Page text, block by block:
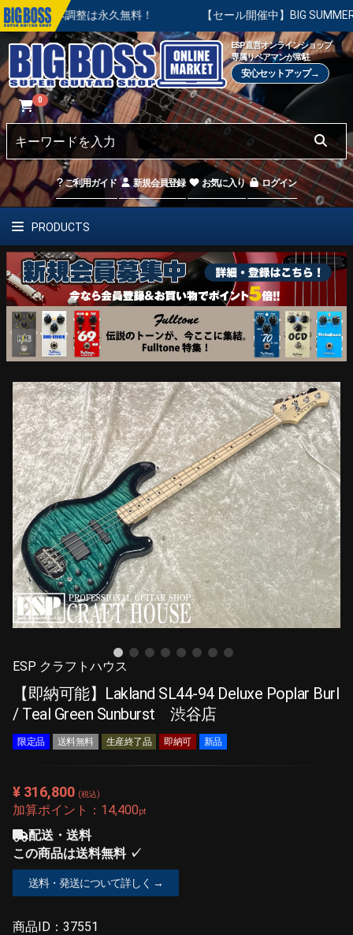
調整は永久無料！ 【セール開催中】BIG SUMMER SALE |
ESP直営オンラインショップ
専属リペアマンが常駐
安心セットアップ→
0
ご利用ガイド 新規会員登録 お気に入り ログイン
PRODUCTS
ESP クラフトハウス
【即納可能】Lakland SL44-94 Deluxe Poplar Burl
/ Teal Green Sunburst 渋谷店
限定品 送料無料 生産終了品 即納可 新品
¥ 316,800 (税込)
加算ポイント： 14,400pt
配送・送料
この商品は送料無料 ✓
送料・発送について詳しく →
商品ID： 37551